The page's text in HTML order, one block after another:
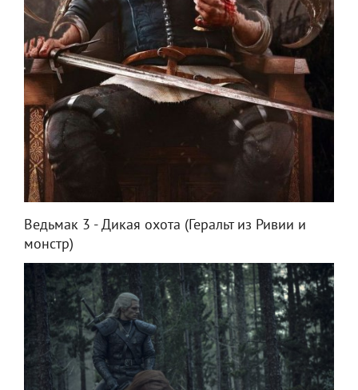
Ведьмак 3 - Дикая охота (Геральт из Ривии и
монстр)